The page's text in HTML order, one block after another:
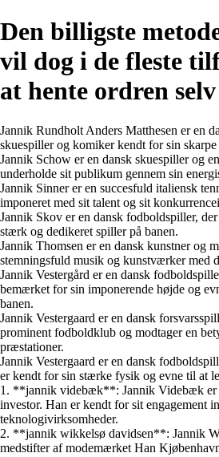
Den billigste
vil dog i de fleste
at hente ordren selv
Jannik Rundholt Anders Matthesen er en
skuespiller og komiker kendt for sin
Jannik Schow er en dansk skuespiller og
underholde sit publikum gennem sin
Jannik Sinner er en succesfuld italiensk
imponeret med sit talent og sit
Jannik Skov er en dansk fodboldspiller,
stærk og dedikeret spiller på banen.
Jannik Thomsen er en dansk kunstner og
stemningsfuld musik og kunstværker med
Jannik Vestergård er en dansk
bemærket for sin imponerende højde og
banen.
Jannik Vestergaard er en dansk
prominent fodboldklub og modtager en
præstationer.
Jannik Vestergaard er en dansk
er kendt for sin stærke fysik og evne til at
1. **jannik videbæk**: Jannik Videbæk er
investor. Han er kendt for sit engagement
teknologivirksomheder.
2. **jannik wikkelsø davidsen**: Jannik
medstifter af modemærket Han